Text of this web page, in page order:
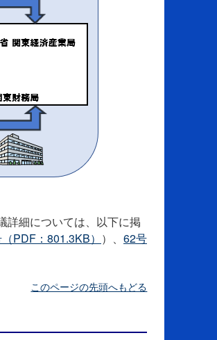
詳細については、以下に掲
PDF：801.3KB） ）、 62号
このページの先頭へもどる